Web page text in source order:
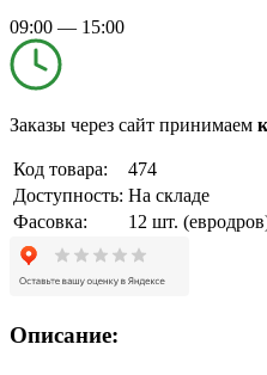
09:00 — 15:00
Заказы через сайт принимаем
Код товара:
474
Доступность: На складе
Фасовка:
12 шт.
Описание: